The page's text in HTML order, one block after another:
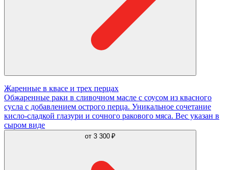
Жаренные в квасе и трех перцах
Обжаренные раки в сливочном масле с соусом из квасного
сусла с добавлением острого перца. Уникальное сочетание
кисло-сладкой глазури и сочного ракового мяса. Вес указан в
сыром виде
от 3 300 ₽